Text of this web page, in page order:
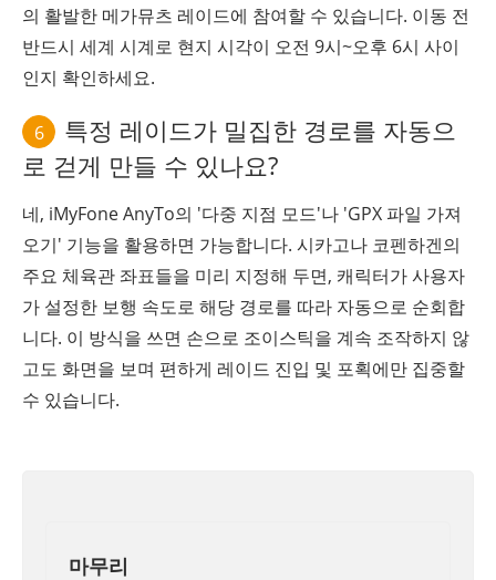
의 활발한 메가뮤츠 레이드에 참여할 수 있습니다. 이동 전
반드시 세계 시계로 현지 시각이 오전 9시~오후 6시 사이
인지 확인하세요.
6
특정 레이드가 밀집한 경로를 자동으
로 걷게 만들 수 있나요?
네, iMyFone AnyTo의 '다중 지점 모드'나 'GPX 파일 가져
오기' 기능을 활용하면 가능합니다. 시카고나 코펜하겐의
주요 체육관 좌표들을 미리 지정해 두면, 캐릭터가 사용자
가 설정한 보행 속도로 해당 경로를 따라 자동으로 순회합
니다. 이 방식을 쓰면 손으로 조이스틱을 계속 조작하지 않
고도 화면을 보며 편하게 레이드 진입 및 포획에만 집중할
수 있습니다.
마무리